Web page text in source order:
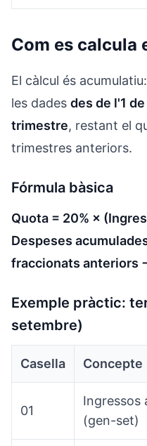
Com es calcula
El càlcul és
les dades des de l'1
trimestre, restant el
trimestres anteriors.
Fórmula bàsica
Quota = 20% ×
Despeses
fraccionats anteriors
Exemple pràctic:
setembre)
Casella Concepte
01
Ingressos
(gen-set)